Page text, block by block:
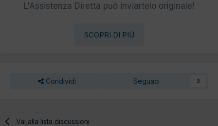
L'Assistenza Diretta può inviartelo originale!
SCOPRI DI PIÙ
Condividi Seguaci 2
Vai alla lista discussioni